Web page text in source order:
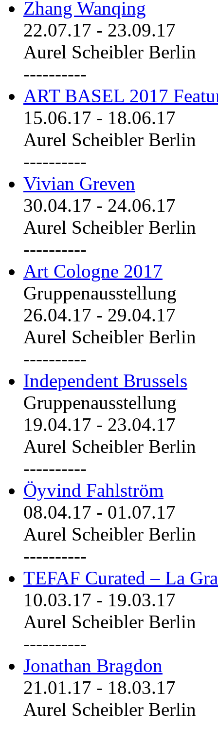
Zhang Wanqing
22.07.17 - 23.09.17
Aurel Scheibler Berlin
----------
ART BASEL 2017
15.06.17 - 18.06.17
Aurel Scheibler Berlin
----------
Vivian Greven
30.04.17 - 24.06.17
Aurel Scheibler Berlin
----------
Art Cologne 2017
Gruppenausstellung
26.04.17 - 29.04.17
Aurel Scheibler Berlin
----------
Independent Brussels
Gruppenausstellung
19.04.17 - 23.04.17
Aurel Scheibler Berlin
----------
Öyvind Fahlström
08.04.17 - 01.07.17
Aurel Scheibler Berlin
----------
TEFAF Curated – La
10.03.17 - 19.03.17
Aurel Scheibler Berlin
----------
Jonathan Bragdon
21.01.17 - 18.03.17
Aurel Scheibler Berlin